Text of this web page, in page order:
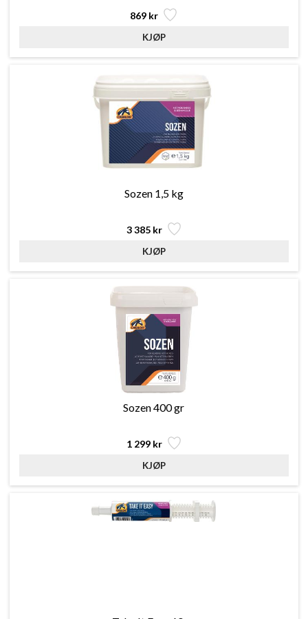
869 kr
Sozen 1,5 kg
3 385 kr
Sozen 400 gr
1 299 kr